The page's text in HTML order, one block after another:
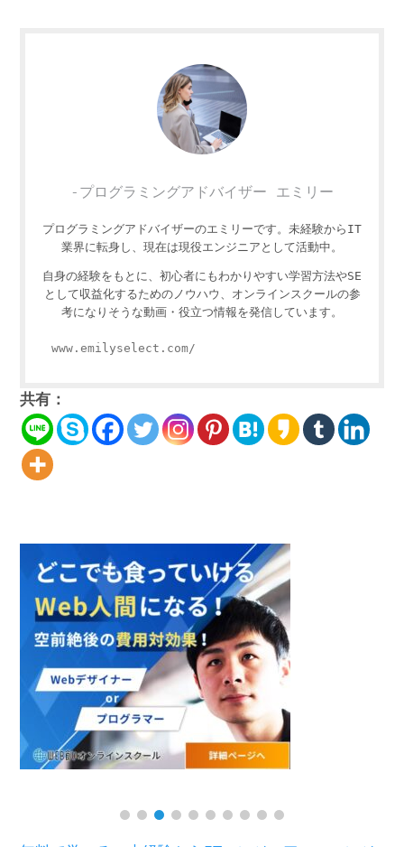
-プログラミングアドバイザー エミリー
プログラミングアドバイザーのエミリーです。未経験からIT
業界に転身し、現在は現役エンジニアとして活動中。
自身の経験をもとに、初心者にもわかりやすい学習方法やSE
として収益化するためのノウハウ、オンラインスクールの参
考になりそうな動画・役立つ情報を発信しています。
www.emilyselect.com/
共有：